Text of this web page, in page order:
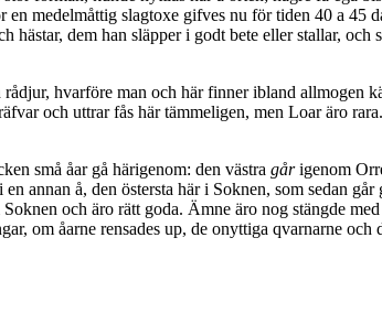
medelmåttig slagtoxe gifves nu för tiden 40 a 45
dem han släpper i godt bete eller stallar, och
hvarföre man och här finner ibland allmogen
och uttrar fås här tämmeligen, men Loar äro rara.
små åar gå härigenom: den västra gårigenom
annan å, den östersta här i Soknen, som sedan
och äro rätt goda. Ämne äro nog stängde
om åarne rensades up, de onyttiga qvarnarne